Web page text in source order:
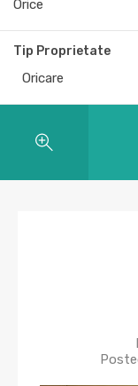
Tip Proprietate
Oricare